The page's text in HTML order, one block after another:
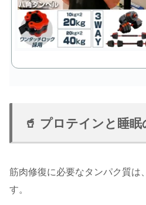
🥤 プロテインと睡眠
筋肉修復に必要なタンパク質は
す。